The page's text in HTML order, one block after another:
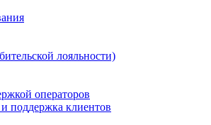
лояльности)
операторов
поддержка клиентов